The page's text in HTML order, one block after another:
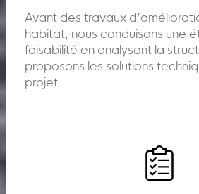
Avant des travaux
habitat, nous conduisons une
faisabilité en analysant la
proposons les solutions
projet.